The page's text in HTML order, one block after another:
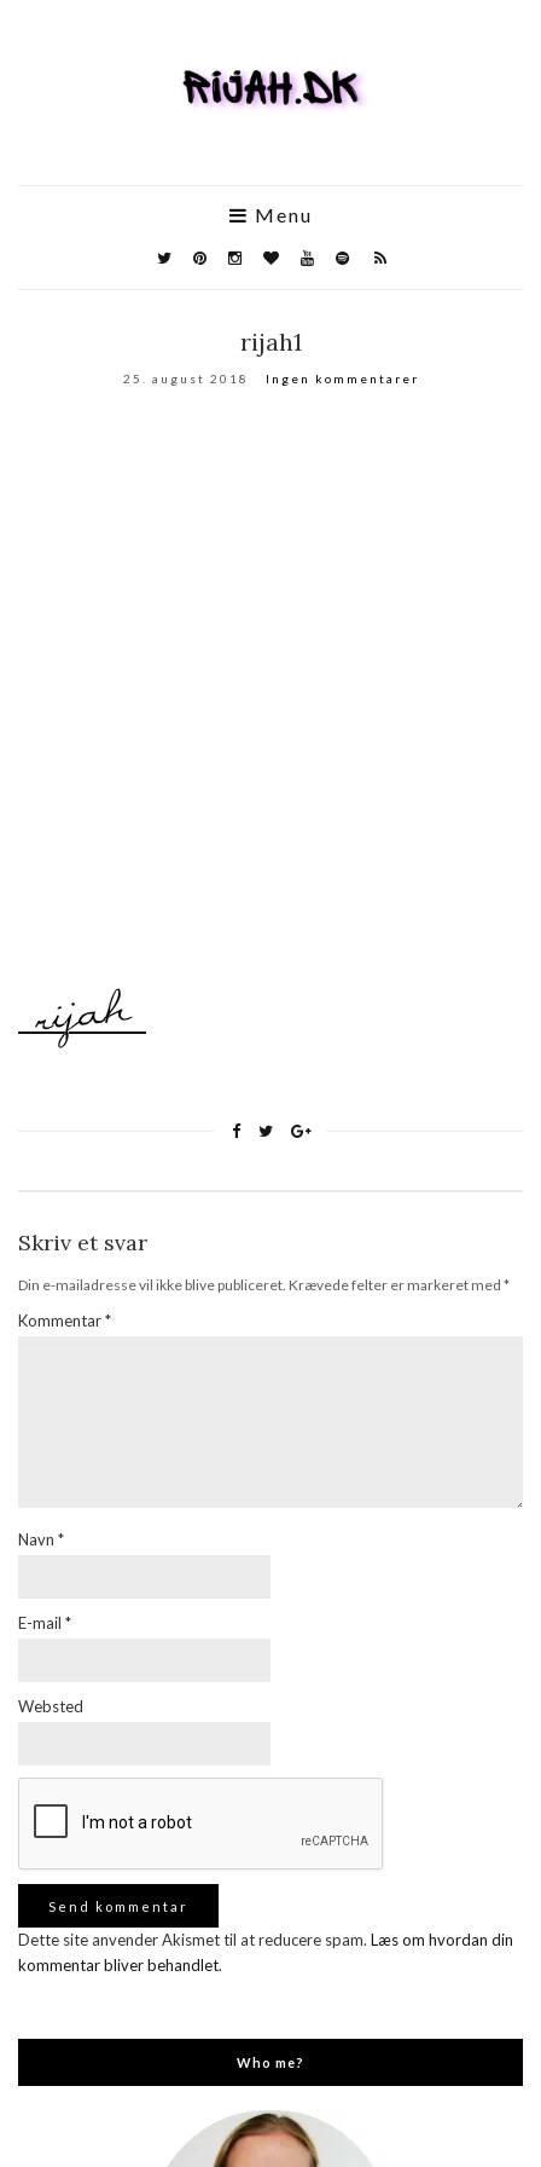
Menu
rijah1
25. august 2018 Ingen kommentarer
Skriv et svar
Din e-mailadresse vil ikke blive publiceret. Krævede felter er markeret med *
Kommentar*
Navn *
E-mail *
Websted
Dette site anvender Akismet til at reducere spam. Læs om hvordan din
kommentar bliver behandlet.
Who me?